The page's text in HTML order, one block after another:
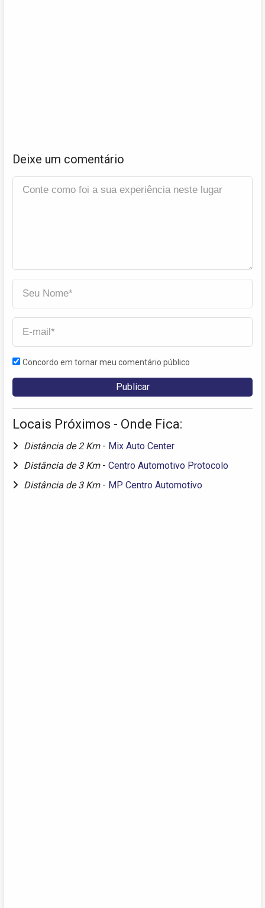
Deixe um comentário
Concordo em tornar meu comentário público
Locais Próximos - Onde Fica:
Distância de 2 Km - Mix Auto Center
Distância de 3 Km - Centro Automotivo Protocolo
Distância de 3 Km - MP Centro Automotivo